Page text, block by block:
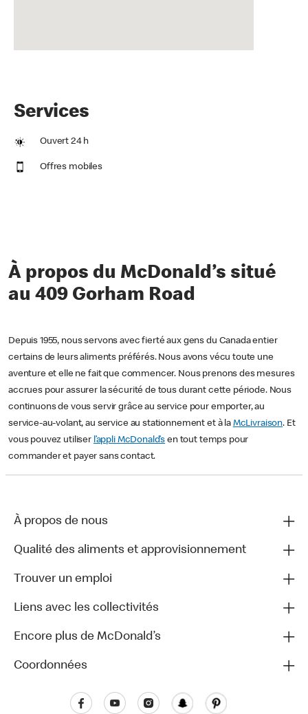
Services
Ouvert 24 h
Offres mobiles
À propos du McDonald’s situé
au 409 Gorham Road
Depuis 1955, nous servons avec fierté aux gens du Canada entier
certains de leurs aliments préférés. Nous avons vécu toute une
aventure et elle ne fait que commencer. Nous prenons des mesures
accrues pour assurer la sécurité de tous durant cette période. Nous
continuons de vous servir grâce au service pour emporter, au
service-au-volant, au service au stationnement et à la McLivraison. Et
vous pouvez utiliser l’appli McDonald’s en tout temps pour
commander et payer sans contact.
À propos de nous
Qualité des aliments et approvisionnement
Trouver un emploi
Liens avec les collectivités
Encore plus de McDonald’s
Coordonnées